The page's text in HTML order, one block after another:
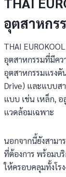
อุตสาหกร
THAI
อุตสาหกรรมที่มีค
อุตสาหกรรมแรงดั
Drive) และแบบส
แบบ เช่น เหล็ก, อ
แวดล้อมเฉพาะ
นอกจากนี้ยังสาม
ที่ต้องการ พร้อมบ
ให้ครอบคลุมทั้งโร